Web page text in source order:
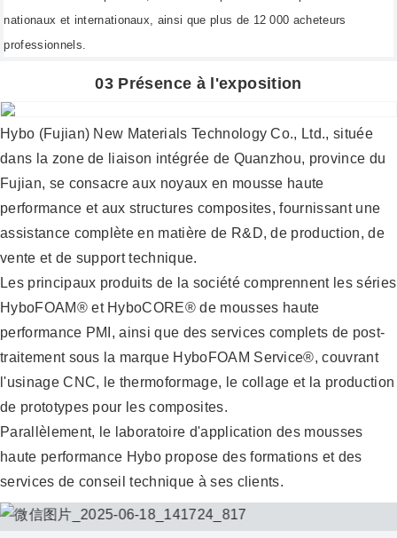
nationaux et internationaux, ainsi que plus de 12 000 acheteurs
professionnels.
03 Présence à l'exposition
Hybo (Fujian) New Materials Technology Co., Ltd., située
dans la zone de liaison intégrée de Quanzhou, province du
Fujian, se consacre aux noyaux en mousse haute
performance et aux structures composites, fournissant une
assistance complète en matière de R&D, de production, de
vente et de support technique.
Les principaux produits de la société comprennent les séries
HyboFOAM® et HyboCORE® de mousses haute
performance PMI, ainsi que des services complets de post-
traitement sous la marque HyboFOAM Service®, couvrant
l'usinage CNC, le thermoformage, le collage et la production
de prototypes pour les composites.
Parallèlement, le laboratoire d'application des mousses
haute performance Hybo propose des formations et des
services de conseil technique à ses clients.